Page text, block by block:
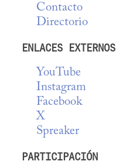
Contacto
Directorio
ENLACES EXTERNOS
YouTube
Instagram
Facebook
X
Spreaker
PARTICIPACIÓN